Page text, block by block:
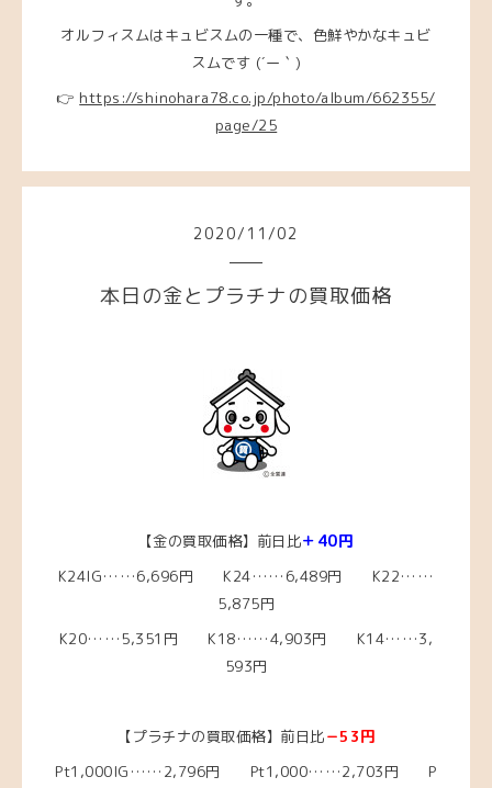
オルフィスムはキュビスムの一種で、色鮮やかなキュビ
スムです (´ー｀)
👉 https://shinohara78.co.jp/photo/album/662355/
page/25
2020/ 11 /02
本日の金とプラチナの買取価格
【金の買取価格】前日比＋40円
K24IG……6,696円 K24……6,489円 K22……
5,875円
K20……5,351 円 K18……4,903円 K14……3,
593円
【プラチナの買取価格】前日比－53円
Pt1,000IG……2,796円 Pt1,000……2,703円 P